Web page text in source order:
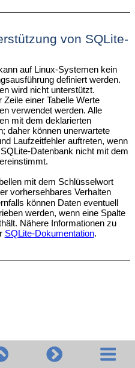
von SQLite-
auf Linux-Systemen kein
definiert werden.
wird nicht unterstützt.
einer Tabelle Werte
verwendet werden. Alle
mit dem deklarierten
daher können unerwartete
Laufzeitfehler auftreten, wenn
Datenbank nicht mit dem
mit dem Schlüsselwort
vorhersehbares Verhalten
können Daten eventuell
werden, wenn eine Spalte
Nähere Informationen zu
SQLite-Dokumentation.